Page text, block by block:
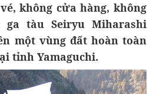
không cửa hàng, không
tàu Seiryu Miharashi
một vùng đất hoàn toàn
tỉnh Yamaguchi.